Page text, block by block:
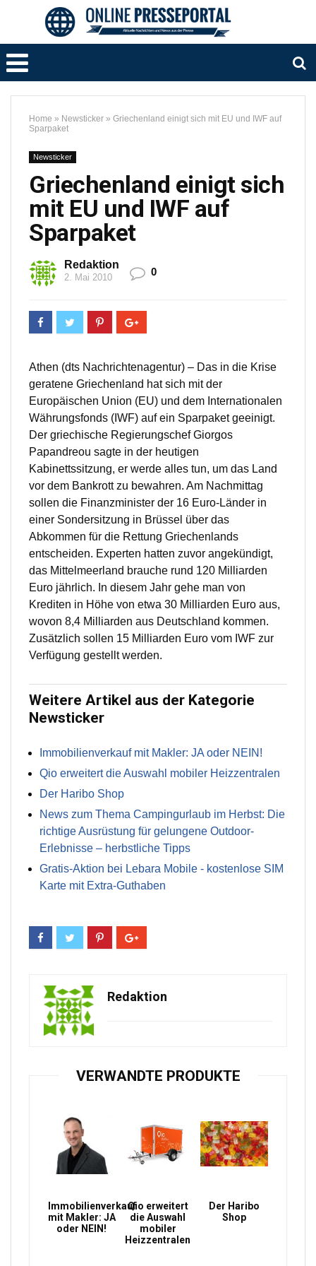
Home » Newsticker » Griechenland einigt sich mit EU und IWF auf
Sparpaket
Newsticker
Griechenland einigt sich
mit EU und IWF auf
Sparpaket
Redaktion
2. Mai 2010 0
Athen (dts Nachrichtenagentur) – Das in die Krise
geratene Griechenland hat sich mit der
Europäischen Union (EU) und dem Internationalen
Währungsfonds (IWF) auf ein Sparpaket geeinigt.
Der griechische Regierungschef Giorgos
Papandreou sagte in der heutigen
Kabinettssitzung, er werde alles tun, um das Land
vor dem Bankrott zu bewahren. Am Nachmittag
sollen die Finanzminister der 16 Euro-Länder in
einer Sondersitzung in Brüssel über das
Abkommen für die Rettung Griechenlands
entscheiden. Experten hatten zuvor angekündigt,
das Mittelmeerland brauche rund 120 Milliarden
Euro jährlich. In diesem Jahr gehe man von
Krediten in Höhe von etwa 30 Milliarden Euro aus,
wovon 8,4 Milliarden aus Deutschland kommen.
Zusätzlich sollen 15 Milliarden Euro vom IWF zur
Verfügung gestellt werden.
Weitere Artikel aus der Kategorie
Newsticker
Immobilienverkauf mit Makler: JA oder NEIN!
Qio erweitert die Auswahl mobiler Heizzentralen
Der Haribo Shop
News zum Thema Campingurlaub im Herbst: Die
richtige Ausrüstung für gelungene Outdoor-
Erlebnisse – herbstliche Tipps
Gratis-Aktion bei Lebara Mobile - kostenlose SIM
Karte mit Extra-Guthaben
Redaktion
VERWANDTE PRODUKTE
Immobilienverkauf
mit Makler: JA
oder NEIN!
Qio erweitert
die Auswahl
mobiler
Heizzentralen
Der Haribo
Shop